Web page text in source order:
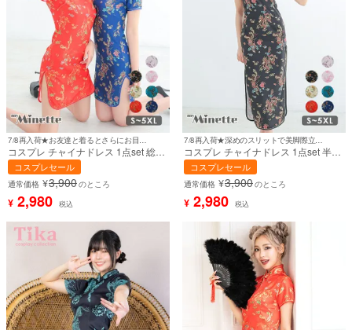
コスプレ チャイナドレス 1点set 総柄
サイドスリット タイトミニスカート
プチプラ (チャイナ服)【ハロウィン】
[th-hwj4060c]
コスプレセール
通常価格 ¥3,900のところ
¥ 2,980 税込
コスプレ チャイナドレス 1点set 半袖
総柄 サイドスリット タイト ロング丈
プチプラ (チャイナ服)【ハロウィン】
[th-hwj3096c]
コスプレセール
通常価格 ¥3,900のところ
¥ 2,980 税込